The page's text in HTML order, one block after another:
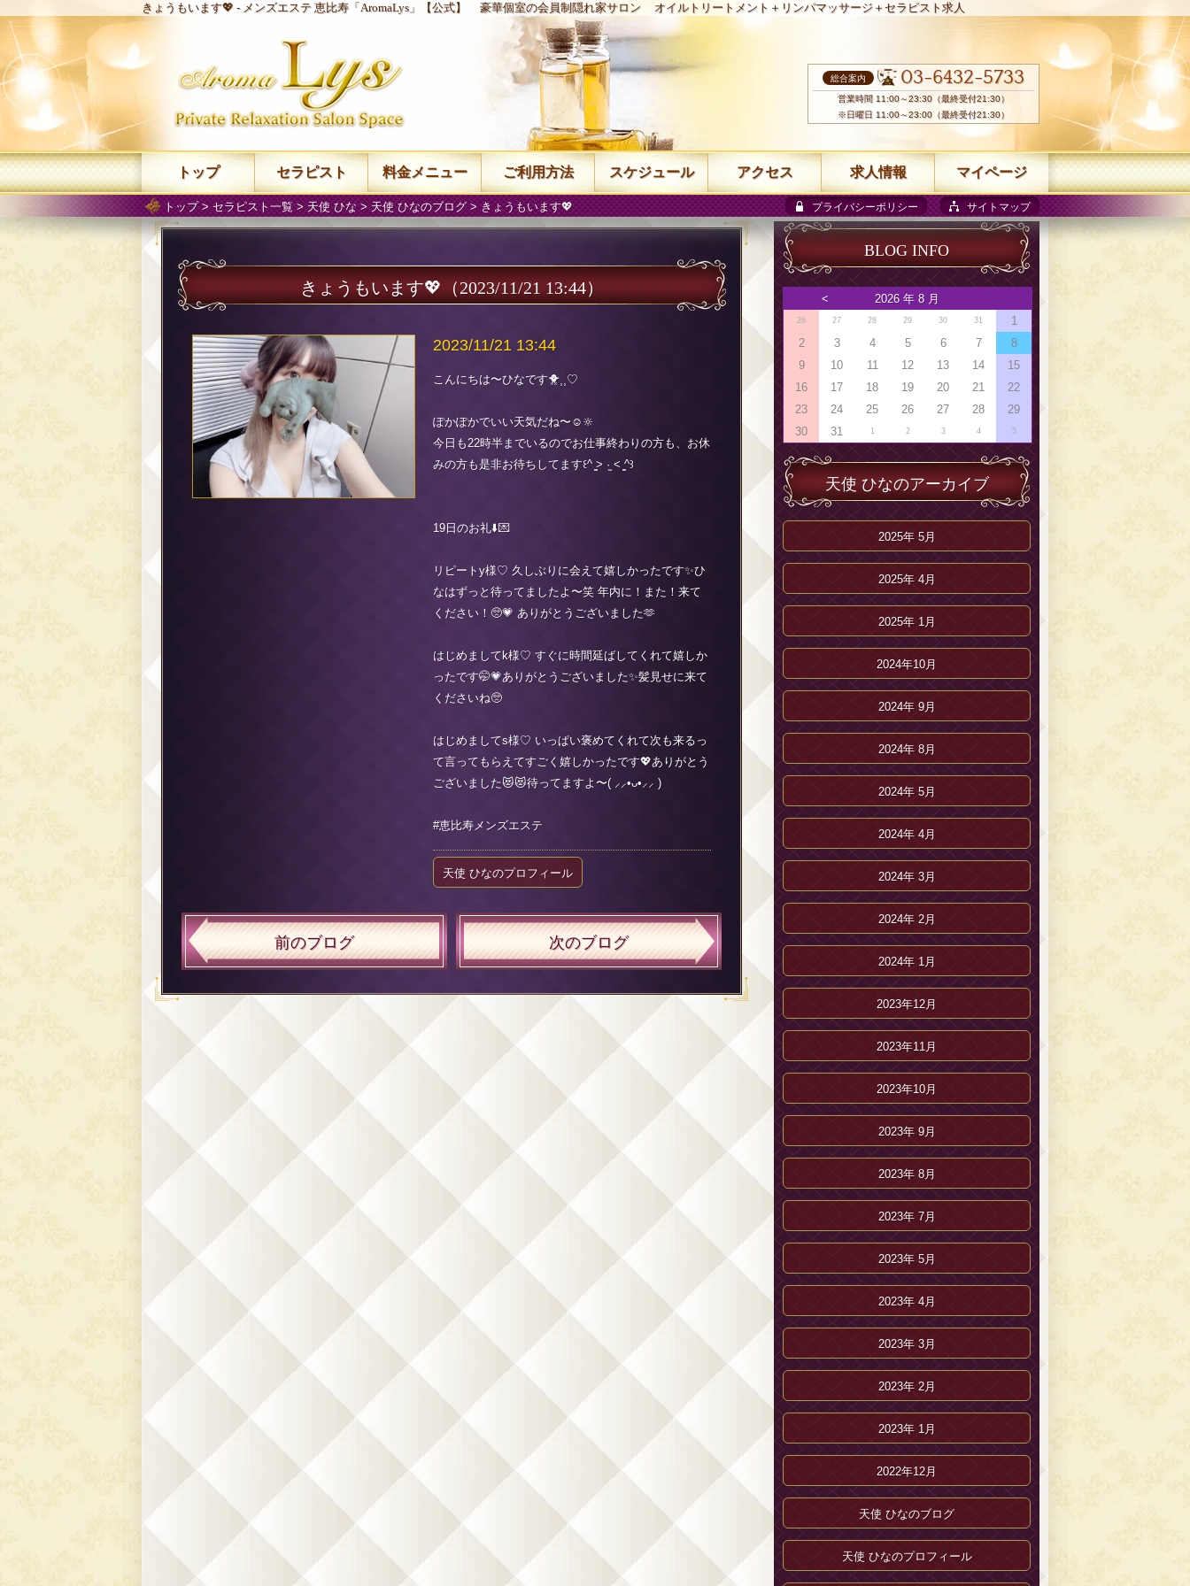
きょうもいます💖 - メンズエステ 恵比寿「AromaLys」【公式】 豪華個室の会員制隠れ家サロン オイルトリートメント＋リンパマッサージ＋セラピスト求人
トップ> セラピスト一覧>天使 ひな > 天使 ひなのブログ> きょうもいます💖 プライバシーポリシー サイトマップ
きょうもいます💖 （2023/11/21 13:44）
2023/11/21 13:44
こんにちは〜ひなです🐥⸒⸒♡
ぽかぽかでいい天気だね〜☺️🔆
今日も22時半までいるのでお仕事終わりの方も、お休
みの方も是非お待ちしてます‪꒰^ ̳> ·̫ < ̳^꒱
19日のお礼⬇️💌
リピートy様♡ 久しぶりに会えて嬉しかったです✨️ひ
なはずっと待ってましたよ〜笑 年内に！また！来て
ください！🥺💗 ありがとうございました‪🫶
はじめましてk様♡ すぐに時間延ばしてくれて嬉しか
ったです🤭💗ありがとうございました✨️髪見せに来て
くださいね🥺
はじめましてs様♡ いっぱい褒めてくれて次も来るっ
て言ってもらえてすごく嬉しかったです💖ありがとう
ございました😻😻待ってますよ〜( ⸝⸝•ᴗ•⸝⸝ )
#恵比寿メンズエステ
天使 ひなのプロフィール
前のブログ 次のブログ
BLOG INFO
< 2026 年 8 月
26 27 28 29 30 31
1
2
3 4 5 6 7
8
9
10 11 12 13 14
15
16
17 18 19 20 21
22
23
24 25 26 27 28
29
30
31 1 2 3 4 5
天使 ひなのアーカイブ
2025年 5月
2025年 4月
2025年 1月
2024年10月
2024年 9月
2024年 8月
2024年 5月
2024年 4月
2024年 3月
2024年 2月
2024年 1月
2023年12月
2023年11月
2023年10月
2023年 9月
2023年 8月
2023年 7月
2023年 5月
2023年 4月
2023年 3月
2023年 2月
2023年 1月
2022年12月
天使 ひなのブログ
天使 ひなのプロフィール
総合案内 03-6432-5733
営業時間 11:00～23:30（最終受付21:30）
※日曜日 11:00～23:00（最終受付21:30）
トップ セラピスト 料金メニュー ご利用方法 スケジュール アクセス 求人情報 マイページ